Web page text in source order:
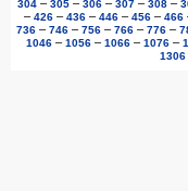
304 – 305 – 306 – 307 – 308 –
– 426 – 436 – 446 – 456 – 466
736– 746– 756– 766– 776–
1046– 1056– 1066– 1076–
1306